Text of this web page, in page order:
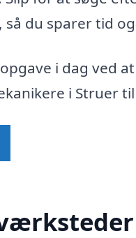
du sparer tid
i dag ved
i Struer